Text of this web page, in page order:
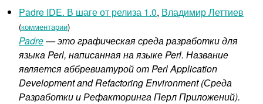
Padre IDE. В шаге от релиза 1.0, Владимир Леттиев
(комментарии)
Padre— это графическая среда разработки для
языка Perl, написанная на языке Perl. Название
является аббревиатурой от Perl Application
Development and Refactoring Environment (Среда
Разработки и Рефакторинга Перл Приложений).